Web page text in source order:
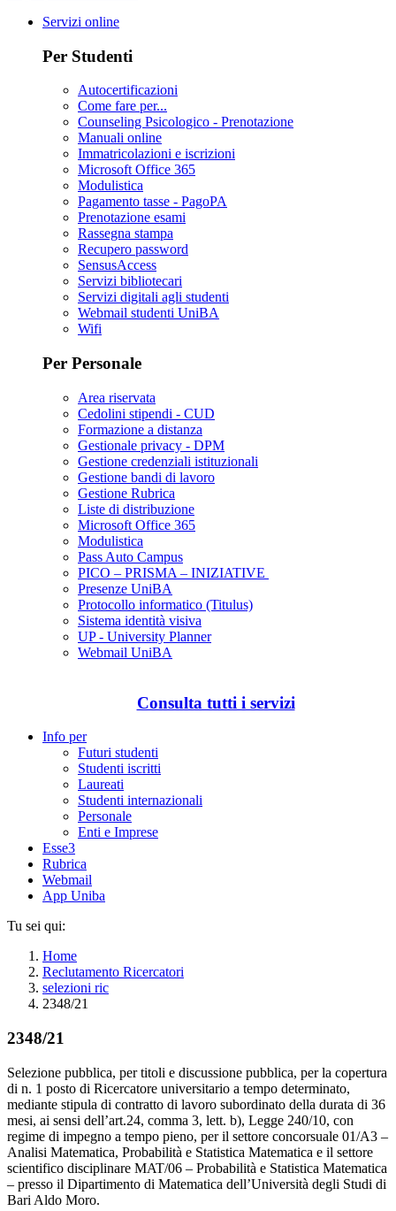
Servizi online
Per Studenti
Autocertificazioni
Come fare per...
Counseling Psicologico - Prenotazione
Manuali online
Immatricolazioni e iscrizioni
Microsoft Office 365
Modulistica
Pagamento tasse - PagoPA
Prenotazione esami
Rassegna stampa
Recupero password
SensusAccess
Servizi bibliotecari
Servizi digitali agli studenti
Webmail studenti UniBA
Wifi
Per Personale
Area riservata
Cedolini stipendi - CUD
Formazione a distanza
Gestionale privacy - DPM
Gestione credenziali istituzionali
Gestione bandi di lavoro
Gestione Rubrica
Liste di distribuzione
Microsoft Office 365
Modulistica
Pass Auto Campus
PICO – PRISMA – INIZIATIVE
Presenze UniBA
Protocollo informatico (Titulus)
Sistema identità visiva
UP - University Planner
Webmail UniBA
Consulta tutti i servizi
Info per
Futuri studenti
Studenti iscritti
Laureati
Studenti internazionali
Personale
Enti e Imprese
Esse3
Rubrica
Webmail
App Uniba
Tu sei qui:
Home
Reclutamento Ricercatori
selezioni ric
2348/21
2348/21
Selezione pubblica, per titoli e discussione pubblica, per la copertura
di n. 1 posto di Ricercatore universitario a tempo determinato,
mediante stipula di contratto di lavoro subordinato della durata di 36
mesi, ai sensi dell’art.24, comma 3, lett. b), Legge 240/10, con
regime di impegno a tempo pieno, per il settore concorsuale 01/A3 –
Analisi Matematica, Probabilità e Statistica Matematica e il settore
scientifico disciplinare MAT/06 – Probabilità e Statistica Matematica
– presso il Dipartimento di Matematica dell’Università degli Studi di
Bari Aldo Moro.